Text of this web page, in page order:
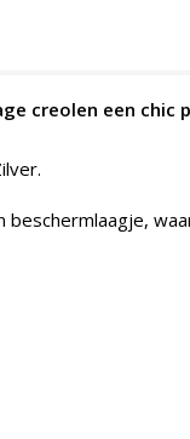
creolen een chic
beschermlaagje,